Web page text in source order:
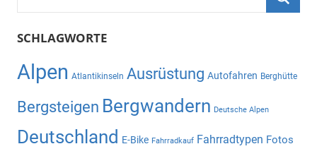
SCHLAGWORTE
Alpen Atlantikinseln Ausrüstung Autofahren Berghütte
Bergsteigen Bergwandern Deutsche Alpen
Deutschland E-Bike Fahrradkauf Fahrradtypen Fotos